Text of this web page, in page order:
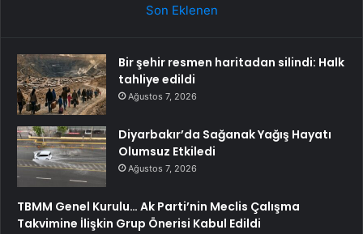
Son Eklenen
Bir şehir resmen haritadan silindi: Halk
tahliye edildi
Ağustos 7, 2026
Diyarbakır’da Sağanak Yağış Hayatı
Olumsuz Etkiledi
Ağustos 7, 2026
TBMM Genel Kurulu… Ak Parti’nin Meclis Çalışma
Takvimine İlişkin Grup Önerisi Kabul Edildi